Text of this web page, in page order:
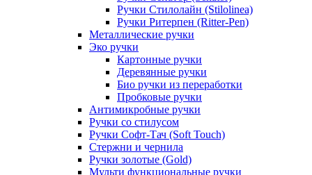
Ручки Стилолайн (Stilolinea)
Ручки Ритерпен (Ritter-Pen)
Металлические ручки
Эко ручки
Картонные ручки
Деревянные ручки
Био ручки из переработки
Пробковые ручки
Антимикробные ручки
Ручки со стилусом
Ручки Софт-Тач (Soft Touch)
Стержни и чернила
Ручки золотые (Gold)
Мульти функциональные ручки